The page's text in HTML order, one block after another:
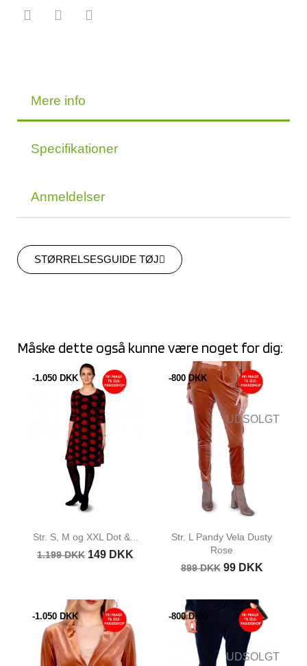
Mere info
Specifikationer
Anmeldelser
STØRRELSESGUIDE TØJ
Måske dette også kunne være noget for dig:
Str. S, M og XXL Dot &...
1.199 DKK 149 DKK
-1.050 DKK
UDSOLGT
Str. L Pandy Vela Dusty
Rose
899 DKK 99 DKK
-800 DKK
-1.050 DKK
UDSOLGT
-800 DKK